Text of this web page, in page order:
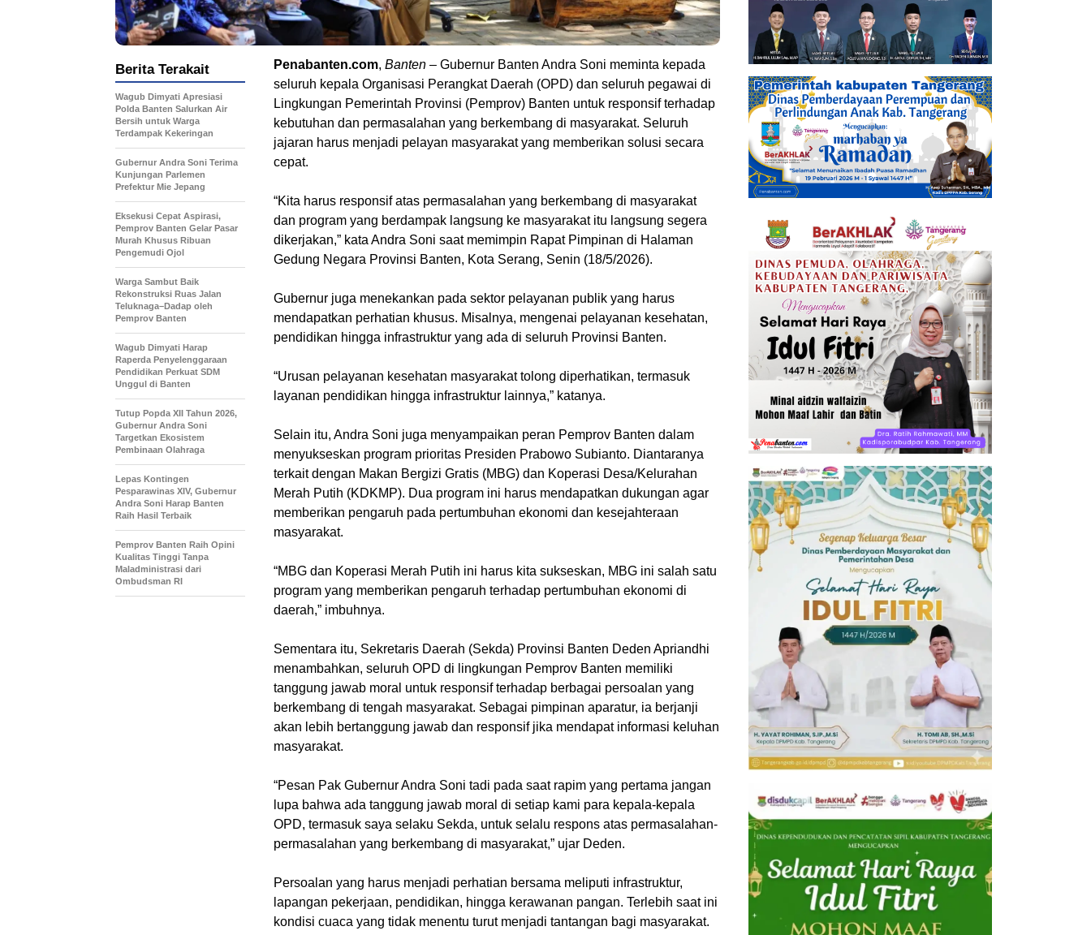
Penabanten.com, Banten – Gubernur Banten Andra Soni meminta kepada
seluruh kepala Organisasi Perangkat Daerah (OPD) dan seluruh pegawai di
Lingkungan Pemerintah Provinsi (Pemprov) Banten untuk responsif terhadap
kebutuhan dan permasalahan yang berkembang di masyarakat. Seluruh
jajaran harus menjadi pelayan masyarakat yang memberikan solusi secara
cepat.
“Kita harus responsif atas permasalahan yang berkembang di masyarakat
dan program yang berdampak langsung ke masyarakat itu langsung segera
dikerjakan,” kata Andra Soni saat memimpin Rapat Pimpinan di Halaman
Gedung Negara Provinsi Banten, Kota Serang, Senin (18/5/2026).
Gubernur juga menekankan pada sektor pelayanan publik yang harus
mendapatkan perhatian khusus. Misalnya, mengenai pelayanan kesehatan,
pendidikan hingga infrastruktur yang ada di seluruh Provinsi Banten.
“Urusan pelayanan kesehatan masyarakat tolong diperhatikan, termasuk
layanan pendidikan hingga infrastruktur lainnya,” katanya.
Selain itu, Andra Soni juga menyampaikan peran Pemprov Banten dalam
menyukseskan program prioritas Presiden Prabowo Subianto. Diantaranya
terkait dengan Makan Bergizi Gratis (MBG) dan Koperasi Desa/Kelurahan
Merah Putih (KDKMP). Dua program ini harus mendapatkan dukungan agar
memberikan pengaruh pada pertumbuhan ekonomi dan kesejahteraan
masyarakat.
“MBG dan Koperasi Merah Putih ini harus kita sukseskan, MBG ini salah satu
program yang memberikan pengaruh terhadap pertumbuhan ekonomi di
daerah,” imbuhnya.
Sementara itu, Sekretaris Daerah (Sekda) Provinsi Banten Deden Apriandhi
menambahkan, seluruh OPD di lingkungan Pemprov Banten memiliki
tanggung jawab moral untuk responsif terhadap berbagai persoalan yang
berkembang di tengah masyarakat. Sebagai pimpinan aparatur, ia berjanji
akan lebih bertanggung jawab dan responsif jika mendapat informasi keluhan
masyarakat.
“Pesan Pak Gubernur Andra Soni tadi pada saat rapim yang pertama jangan
lupa bahwa ada tanggung jawab moral di setiap kami para kepala-kepala
OPD, termasuk saya selaku Sekda, untuk selalu respons atas permasalahan-
permasalahan yang berkembang di masyarakat,” ujar Deden.
Persoalan yang harus menjadi perhatian bersama meliputi infrastruktur,
lapangan pekerjaan, pendidikan, hingga kerawanan pangan. Terlebih saat ini
kondisi cuaca yang tidak menentu turut menjadi tantangan bagi masyarakat.
Berita Terakait
Wagub Dimyati Apresiasi
Polda Banten Salurkan Air
Bersih untuk Warga
Terdampak Kekeringan
Gubernur Andra Soni Terima
Kunjungan Parlemen
Prefektur Mie Jepang
Eksekusi Cepat Aspirasi,
Pemprov Banten Gelar Pasar
Murah Khusus Ribuan
Pengemudi Ojol
Warga Sambut Baik
Rekonstruksi Ruas Jalan
Teluknaga–Dadap oleh
Pemprov Banten
Wagub Dimyati Harap
Raperda Penyelenggaraan
Pendidikan Perkuat SDM
Unggul di Banten
Tutup Popda XII Tahun 2026,
Gubernur Andra Soni
Targetkan Ekosistem
Pembinaan Olahraga
Lepas Kontingen
Pesparawinas XIV, Gubernur
Andra Soni Harap Banten
Raih Hasil Terbaik
Pemprov Banten Raih Opini
Kualitas Tinggi Tanpa
Maladministrasi dari
Ombudsman RI